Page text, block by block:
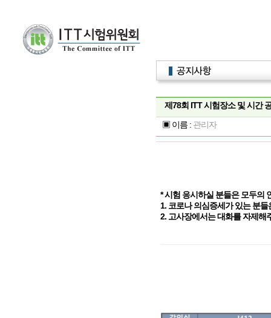
제78회 ITT 시험장소 및 시간
▣ 이름 : 관리자
*시험 응시하실 분들은 모두의
1. 코로나 의심증세가 있는 분
2. 고사장에서는 대화를 자제해